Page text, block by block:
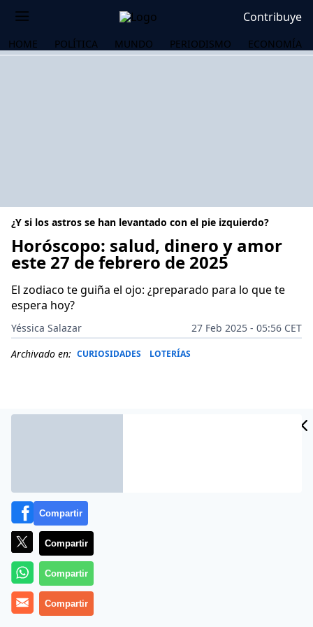
Contribuye
HOME POLÍTICA MUNDO PERIODISMO ECONOMÍA
¿Y si los astros se han levantado con el pie izquierdo?
Horóscopo: salud, dinero y amor
este 27 de febrero de 2025
El zodiaco te guiña el ojo: ¿preparado para lo que te
espera hoy?
Yéssica Salazar
27 Feb 2025 - 05:56 CET
Archivado en: CURIOSIDADES LOTERÍAS
Más información
Compartir
Compartir
Compartir
Compartir